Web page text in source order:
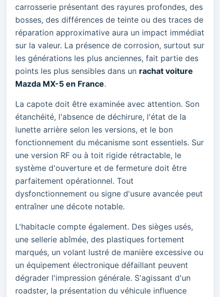
carrosserie présentant des rayures profondes, des
bosses, des différences de teinte ou des traces de
réparation approximative aura un impact immédiat
sur la valeur. La présence de corrosion, surtout sur
les générations les plus anciennes, fait partie des
points les plus sensibles dans un rachat voiture
Mazda MX-5 en France.
La capote doit être examinée avec attention. Son
étanchéité, l'absence de déchirure, l'état de la
lunette arrière selon les versions, et le bon
fonctionnement du mécanisme sont essentiels. Sur
une version RF ou à toit rigide rétractable, le
système d'ouverture et de fermeture doit être
parfaitement opérationnel. Tout
dysfonctionnement ou signe d'usure avancée peut
entraîner une décote notable.
L'habitacle compte également. Des sièges usés,
une sellerie abîmée, des plastiques fortement
marqués, un volant lustré de manière excessive ou
un équipement électronique défaillant peuvent
dégrader l'impression générale. S'agissant d'un
roadster, la présentation du véhicule influence